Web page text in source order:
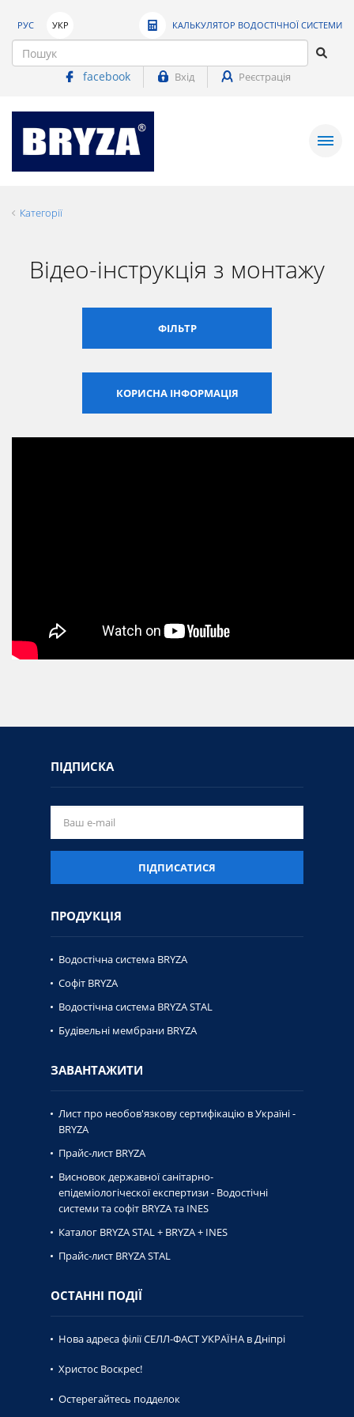
РУС УКР КАЛЬКУЛЯТОР ВОДОСТІЧНОЇ СИСТЕМИ
facebook Вхід Реєстрація
Категорії
Відео-інструкція з монтажу
ФІЛЬТР
КОРИСНА ІНФОРМАЦІЯ
ПІДПИСКА
ПІДПИСАТИСЯ
ПРОДУКЦІЯ
Водостічна система BRYZA
Софіт BRYZA
Водостічна система BRYZA STAL
Будівельні мембрани BRYZA
ЗАВАНТАЖИТИ
Лист про необов'язкову сертифікацію в Україні -
BRYZA
Прайс-лист BRYZA
Висновок державної caнiтaрно-
епiдемiологiческої експертизи - Водостічні
системи та софіт BRYZA та INES
Каталог BRYZA STAL + BRYZA + INES
Прайс-лист BRYZA STAL
ОСТАННІ ПОДІЇ
Нова адреса філії СЕЛЛ-ФАСТ УКРАЇНА в Дніпрі
Христос Воскрес!
Остерегайтесь подделок